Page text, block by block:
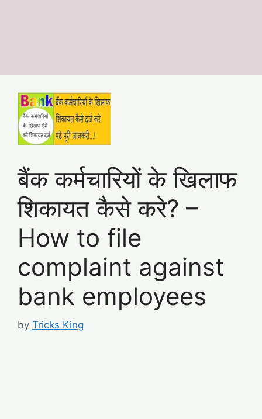
बैंक कर्मचारियों के ख‍िलाफ
शिकायत कैसे करे? –
How to file
complaint against
bank employees
by Tricks King